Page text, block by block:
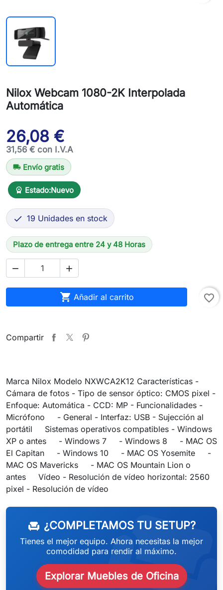
Nilox Webcam 1080-2K Interpolada
Automática
26,08 €
31,56 € con I.V.A
local_shipping Envío gratis
workspace_premium Estado:Nuevo
 19 Unidades en stock
Plazo de entrega entre 24 y 48 Horas
 
 Añadir al carrito favorite_border
Compartir
Marca Nilox Modelo NXWCA2K12 Características -
Cámara de fotos - Tipo de sensor óptico: CMOS pixel -
Enfoque: Automática - CCD: MP - Funcionalidades -
Micrófono - General - Interfaz: USB - Sujección al
portátil Sistemas operativos compatibles - Windows
XP o antes - Windows 7 - Windows 8 - MAC OS
El Capitan - Windows 10 - MAC OS Yosemite -
MAC OS Mavericks - MAC OS Mountain Lion o
antes Vídeo - Resolución de vídeo horizontal: 2560
pixel - Resolución de vídeo
chair ¿COMPLETAMOS TU SETUP?
Tienes el mejor equipo. Ahora necesitas la mejor
comodidad para rendir al máximo.
Explorar Muebles de Oficina